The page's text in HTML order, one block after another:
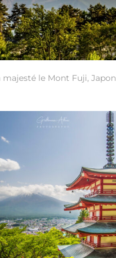
majesté le Mont Fuji, Japon